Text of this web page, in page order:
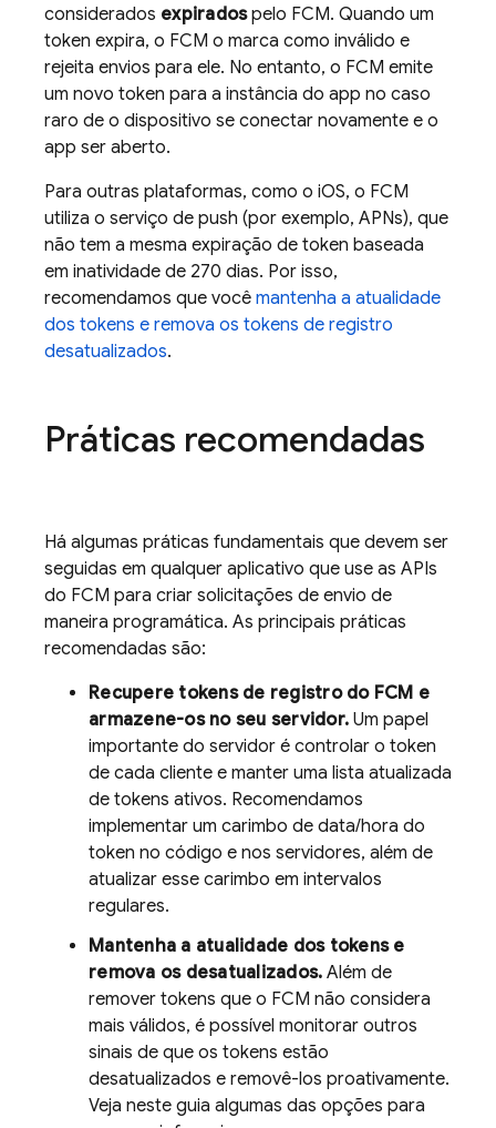
considerados expiradospelo FCM. Quando um
token expira, o FCM o marca como inválido e
rejeita envios para ele. No entanto, o FCM emite
um novo token para a instância do app no caso
raro de o dispositivo se conectar novamente e o
app ser aberto.
Para outras plataformas, como o iOS, o FCM
utiliza o serviço de push (por exemplo, APNs), que
não tem a mesma expiração de token baseada
em inatividade de 270 dias. Por isso,
recomendamos que você mantenha a atualidade
dos tokens e remova os tokens de registro
desatualizados.
Práticas recomendadas
Há algumas práticas fundamentais que devem ser
seguidas em qualquer aplicativo que use as APIs
do FCM para criar solicitações de envio de
maneira programática. As principais práticas
recomendadas são:
Recupere tokens de registro do FCM e
armazene-os no seu servidor. Um papel
importante do servidor é controlar o token
de cada cliente e manter uma lista atualizada
de tokens ativos. Recomendamos
implementar um carimbo de data/hora do
token no código e nos servidores, além de
atualizar esse carimbo em intervalos
regulares.
Mantenha a atualidade dos tokens e
remova os desatualizados. Além de
remover tokens que o FCM não considera
mais válidos, é possível monitorar outros
sinais de que os tokens estão
desatualizados e removê-los proativamente.
Veja neste guia algumas das opções para